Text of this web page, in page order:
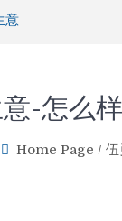
意
-怎么
Home Page / 伍